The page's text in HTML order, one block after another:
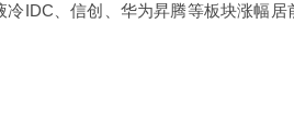
冷IDC、信创、华为昇腾等板块涨幅